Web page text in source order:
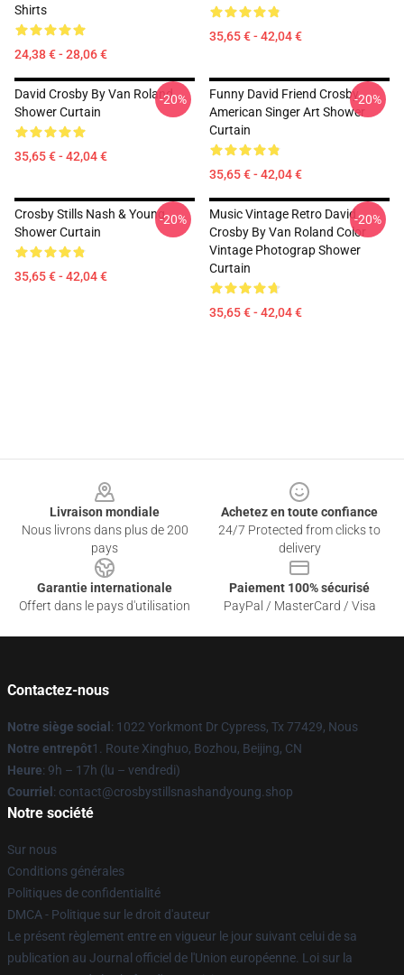
Shirts
24,38 € - 28,06 €
35,65 € - 42,04 €
David Crosby By Van Roland
Shower Curtain
35,65 € - 42,04 €
-20%
Funny David Friend Crosby
American Singer Art Shower
Curtain
35,65 € - 42,04 €
-20%
Crosby Stills Nash & Young
Shower Curtain
35,65 € - 42,04 €
-20%
Music Vintage Retro David
Crosby By Van Roland Color
Vintage Photograp Shower
Curtain
35,65 € - 42,04 €
-20%
Livraison mondiale
Nous livrons dans plus de 200
pays
Achetez en toute confiance
24/7 Protected from clicks to
delivery
Garantie internationale
Offert dans le pays d'utilisation
Paiement 100% sécurisé
PayPal / MasterCard / Visa
Contactez-nous
Notre siège social : 1022 Yorkmont Dr Cypress, Tx 77429, Nous
Notre entrepôt1. Route Xinghuo, Bozhou, Beijing, CN
Heure: 9h – 17h (lu – vendredi)
Courriel : contact@crosbystillsnashandyoung.shop
Notre société
Sur nous
Conditions générales
Politiques de confidentialité
DMCA - Politique sur le droit d'auteur
Le présent règlement entre en vigueur le jour suivant celui de sa
publication au Journal officiel de l'Union européenne. Loi sur la